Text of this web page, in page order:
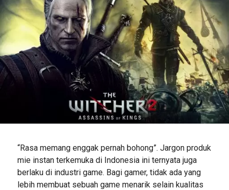
“Rasa memang enggak pernah bohong”. Jargon produk
mie instan terkemuka di Indonesia ini ternyata juga
berlaku di industri game. Bagi gamer, tidak ada yang
lebih membuat sebuah game menarik selain kualitas